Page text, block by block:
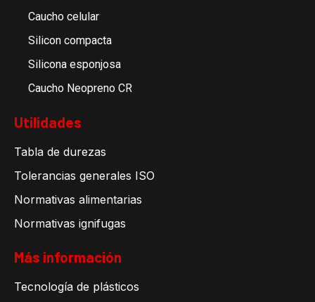
Caucho celular
Silicon compacta
Silicona esponjosa
Caucho Neopreno CR
Utilidades
Tabla de durezas
Tolerancias generales ISO
Normativas alimentarias
Normativas ignifugas
Más información
Tecnología de plásticos